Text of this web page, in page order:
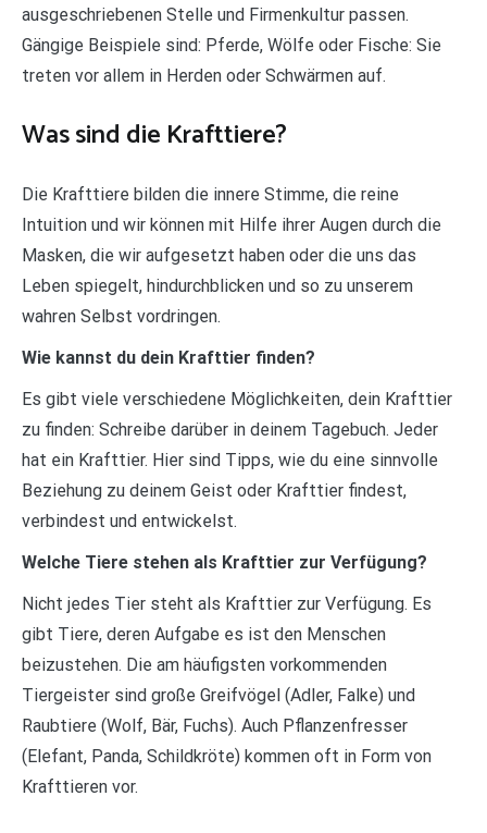
ausgeschriebenen Stelle und Firmenkultur passen.
Gängige Beispiele sind: Pferde, Wölfe oder Fische: Sie
treten vor allem in Herden oder Schwärmen auf.
Was sind die Krafttiere?
Die Krafttiere bilden die innere Stimme, die reine
Intuition und wir können mit Hilfe ihrer Augen durch die
Masken, die wir aufgesetzt haben oder die uns das
Leben spiegelt, hindurchblicken und so zu unserem
wahren Selbst vordringen.
Wie kannst du dein Krafttier finden?
Es gibt viele verschiedene Möglichkeiten, dein Krafttier
zu finden: Schreibe darüber in deinem Tagebuch. Jeder
hat ein Krafttier. Hier sind Tipps, wie du eine sinnvolle
Beziehung zu deinem Geist oder Krafttier findest,
verbindest und entwickelst.
Welche Tiere stehen als Krafttier zur Verfügung?
Nicht jedes Tier steht als Krafttier zur Verfügung. Es
gibt Tiere, deren Aufgabe es ist den Menschen
beizustehen. Die am häufigsten vorkommenden
Tiergeister sind große Greifvögel (Adler, Falke) und
Raubtiere (Wolf, Bär, Fuchs). Auch Pflanzenfresser
(Elefant, Panda, Schildkröte) kommen oft in Form von
Krafttieren vor.